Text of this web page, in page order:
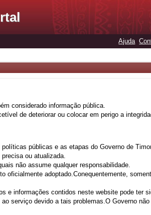
Ajuda
considerado informação pública.
de deteriorar ou colocar em perigo a
públicas e as etapas do Governo de
ou atualizada.
não assume qualquer responsabilidade.
adoptado.Conequentemente,
informações contidos neste website pode ter
serviço devido a tais problemas.O Governo